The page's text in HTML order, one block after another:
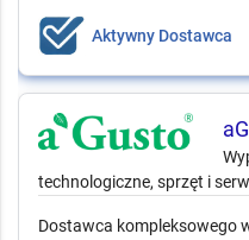
Aktywny Dostawca
technologiczne, sprzęt i
Dostawca kompleksowego